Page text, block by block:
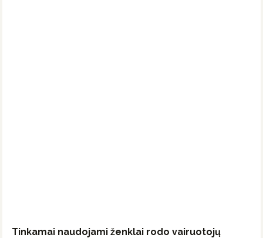
Tinkamai naudojami ženklai rodo vairuotojų